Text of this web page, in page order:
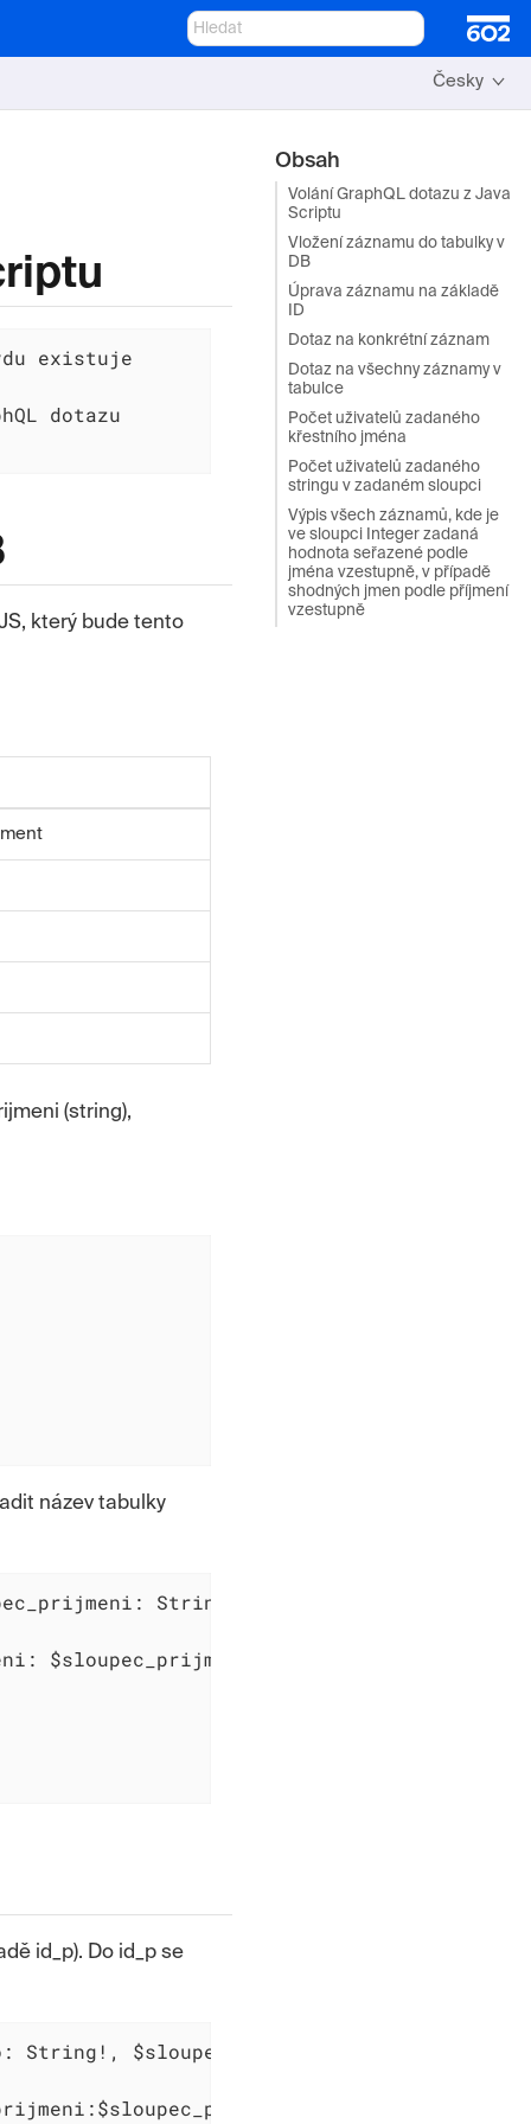
Česky
Obsah
Volání GraphQL dotazu z Java
Scriptu
Vložení záznamu do tabulky v
DB
Úprava záznamu na základě
ID
Dotaz na konkrétní záznam
Dotaz na všechny záznamy v
tabulce
Počet uživatelů zadaného
křestního jména
Počet uživatelů zadaného
stringu v zadaném sloupci
Výpis všech záznamů, kde je
ve sloupci Integer zadaná
hodnota seřazené podle
jména vzestupně, v případě
shodných jmen podle příjmení
vzestupně
existuje
dotazu
který bude tento
(string),
název tabulky
String!, $sloupec_decimal:
$sloupec_prijmeni, decimal:
id_p). Do id_p se
String!, $sloupec_prijmeni: String!,
decimal: